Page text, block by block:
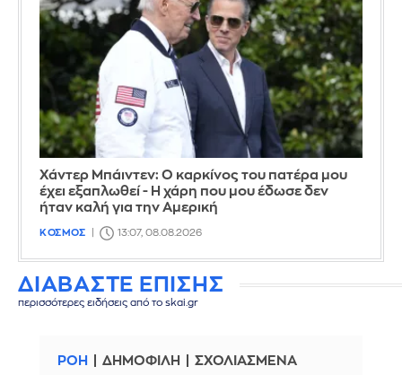
Χάντερ Μπάιντεν: Ο καρκίνος του πατέρα μου
έχει εξαπλωθεί - Η χάρη που μου έδωσε δεν
ήταν καλή για την Αμερική
ΚΟΣΜΟΣ 13:07, 08.08.2026
ΔΙΑΒΑΣΤΕ ΕΠΙΣΗΣ
περισσότερες ειδήσεις από το skai.gr
ΡΟΗ ΔΗΜΟΦΙΛΗ ΣΧΟΛΙΑΣΜΕΝΑ